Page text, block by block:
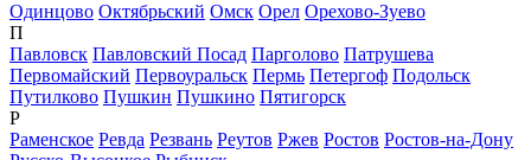
Одинцово Октябрьский Омск Орел Орехово-Зуево
П
Павловск Павловский Посад Парголово Патрушева
Первомайский Первоуральск Пермь Петергоф Подольск
Путилково Пушкин Пушкино Пятигорск
Р
Раменское Ревда Резвань Реутов Ржев Ростов Ростов-на-Дону